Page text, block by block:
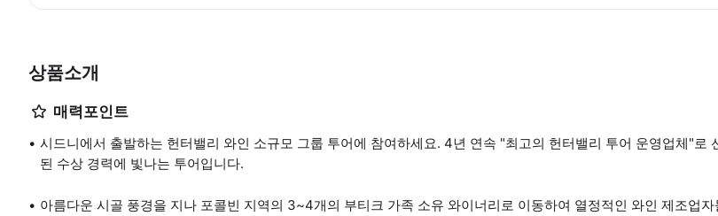
상품소개
매력포인트
시드니에서 출발하는 헌터밸리 와인 소규모 그룹 투어에 참여하세요. 4년 연속 "최고의 헌터밸리 투어 운영업체"로
된 수상 경력에 빛나는 투어입니다.
아름다운 시골 풍경을 지나 포콜빈 지역의 3~4개의 부티크 가족 소유 와이너리로 이동하여 열정적인 와인 제조업자